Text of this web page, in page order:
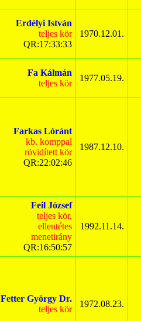
Erdélyi István
teljes kör
QR:17:33:33
1970.12.01.
Fa Kálmán
teljes kör
1977.05.19.
Farkas Lóránt
kb. komppal
rövidített kör
QR:22:02:46
1987.12.10.
Feil József
teljes kör,
ellentétes
menetirány
QR:16:50:57
1992.11.14.
Fetter György Dr.
teljes kör
1972.08.23.